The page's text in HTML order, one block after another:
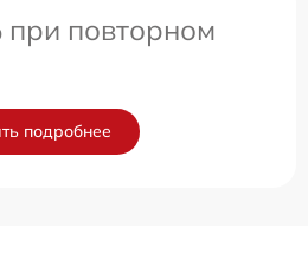
повторном
подробнее